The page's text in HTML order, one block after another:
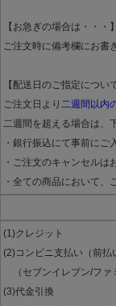
【お急ぎの場合は・・・】
ご注文時に備考欄にお書
【配送日のご指定につい
ご注文日より 二週間以内
二週間を超える場合は、
・銀行振込にて事前にご
・ご注文のキャンセルは
・全ての商品において、
(1)クレジット
(2)コンビニ支払い（前払
（セブンイレブン/ファ
(3)代金引換